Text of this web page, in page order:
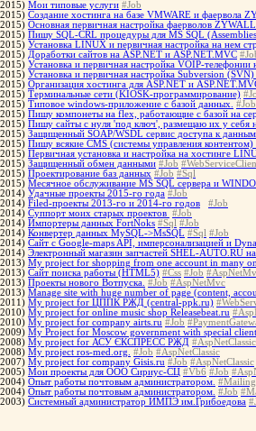
Мои типовые услуги #Job
Создание хостинга на базе VMWARE и фаервола
Основная первичная настройка фаерволов ZYWALL
Пишу SQL-CRL процедуры для MS SQL
Установка LINUX и первичная настройка на нем
Доработки сайтов на ASP.NET и ASP.NET.MVC
Установка и первичная настройка VOIP-
Установка и первичная настройка Subversion
Организация хостинга для ASP.NET и
Терминальные сети (KIOSK-программирование)
Типовое windows-приложение с базой данных.
#Job
Пишу компонеты на flex, работающие с базой на
Пишу сайты с нуля 'под ключ', размещаю их у себя
Защищенный SOAP/WSDL сервис доступа к
Пишу всякие CMS (системы управления
Первичная установка и настройка на хостинге
Защищенный обмен данными #Job
Проектирование баз данных #Job #Sql
Месячное обслуживание MS SQL сервера и
Удачные проекты 2015-го года #Job
Filed-проекты 2013-го и 2014-го годов
#Job
Суппорт моих старых проектов #Job
Импортеры данных FortNoks #Sql #Job
Конвертер данных MySQL->MsSQL #Sql #Job
Сайт с Google-maps API, имперсонализацией и
Электронный магазин запчастей SHEL-AUTO.RU
My project for shopping from one account in many
Сайт поиска работы (HTML5) #Css #Job
Проекты нового Вотпуска. #Job #AspNetMvc
Manage site with huge number of page (content,
My project for ЦППК РЖД (central-ppk.ru)
My project for online music shop Releasebeat.ru
My project for company airts.ru #Job
My Project for Moscow government with special
My project for АСУ ЄКСПРЕСС РЖД #AspNetClassic
My project ros-med.org. #Job #AspNetClassic
My project for company Gisis.ru #Job #AspNetClassic
Мои проекты для ООО Сириус-СЦ #Vb6 #Job
Опыт работы почтовым администратором. #Mailing
Опыт работы почтовым администратором. #Job
Системный администратор ИМПЭ им.Грибоедова